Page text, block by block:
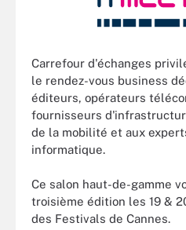
Carrefour d'échanges
le rendez-vous business
éditeurs, opérateurs
fournisseurs
de la mobilité et aux
informatique.
Ce salon haut-de-gamme
troisième édition les 19 &
des Festivals de Cannes.